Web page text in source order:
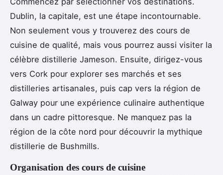
Dublin, la capitale, est une étape incontournable.
Non seulement vous y trouverez des cours de
cuisine de qualité, mais vous pourrez aussi visiter la
célèbre distillerie Jameson. Ensuite, dirigez-vous
vers Cork pour explorer ses marchés et ses
distilleries artisanales, puis cap vers la région de
Galway pour une expérience culinaire authentique
dans un cadre pittoresque. Ne manquez pas la
région de la côte nord pour découvrir la mythique
distillerie de Bushmills.
Organisation des cours de cuisine